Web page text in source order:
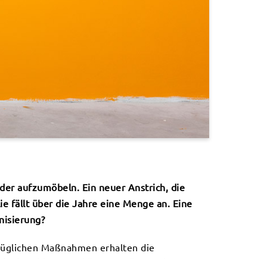
aufzumöbeln. Ein neuer Anstrich, die
fällt über die Jahre eine Menge an. Eine
Maßnahmen erhalten die